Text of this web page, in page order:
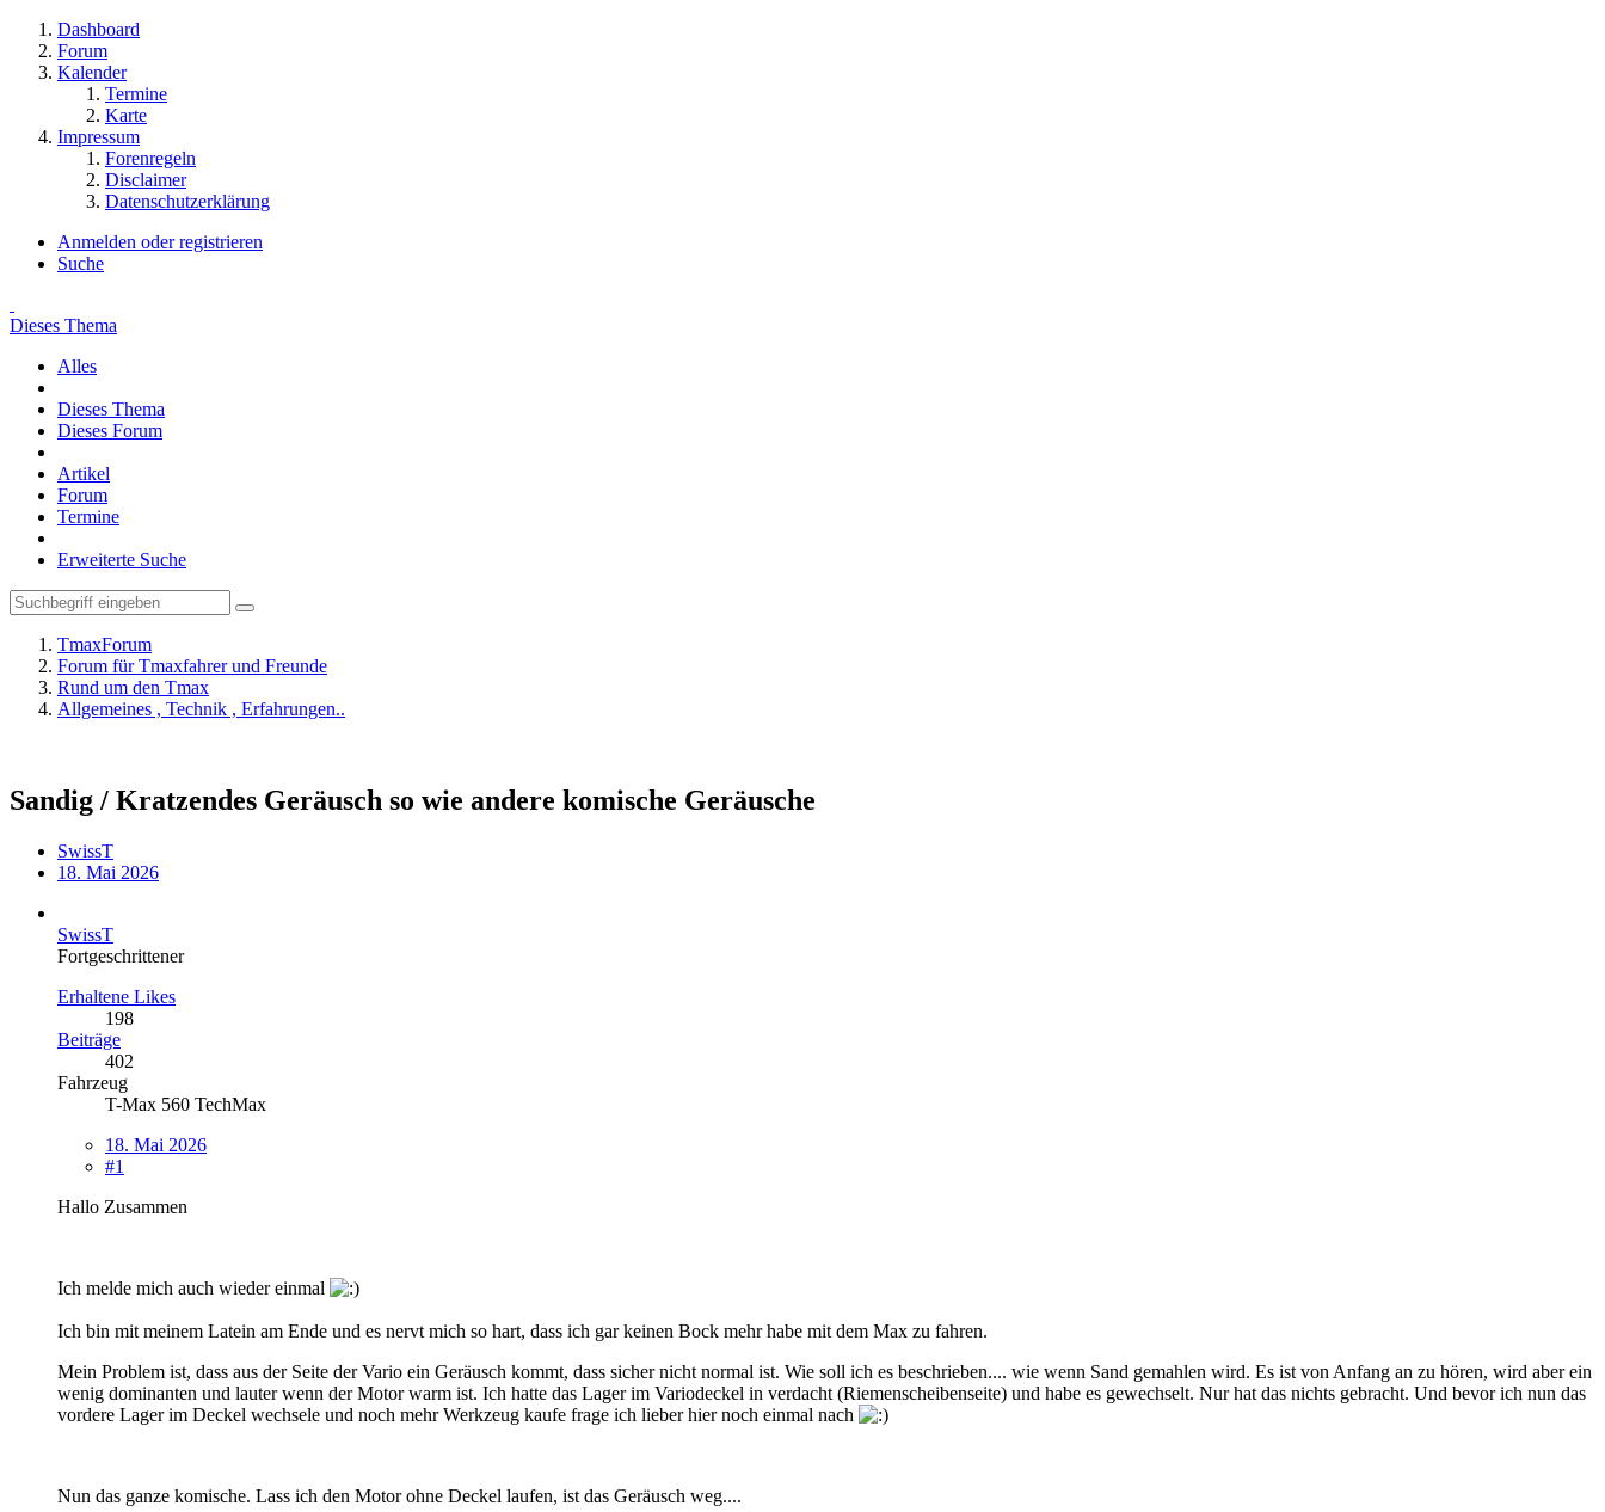
Dashboard
Forum
Kalender
Termine
Karte
Impressum
Forenregeln
Disclaimer
Datenschutzerklärung
Anmelden oder registrieren
Suche
Dieses Thema
Alles
Dieses Thema
Dieses Forum
Artikel
Forum
Termine
Erweiterte Suche
TmaxForum
Forum für Tmaxfahrer und Freunde
Rund um den Tmax
Allgemeines , Technik , Erfahrungen..
Sandig / Kratzendes Geräusch so wie andere komische Geräusche
SwissT
18. Mai 2026
SwissT
Fortgeschrittener
Erhaltene Likes
198
Beiträge
402
Fahrzeug
T-Max 560 TechMax
18. Mai 2026
#1
Hallo Zusammen
Ich melde mich auch wieder einmal
Ich bin mit meinem Latein am Ende und es nervt mich so hart, dass ich gar keinen Bock mehr habe mit dem Max zu fahren.
Mein Problem ist, dass aus der Seite der Vario ein Geräusch kommt, dass sicher nicht normal ist. Wie soll ich es beschrieben.... wie wenn Sand gemahlen wird. Es ist von Anfang an zu hören, wird aber ein
wenig dominanten und lauter wenn der Motor warm ist. Ich hatte das Lager im Variodeckel in verdacht (Riemenscheibenseite) und habe es gewechselt. Nur hat das nichts gebracht. Und bevor ich nun das
vordere Lager im Deckel wechsele und noch mehr Werkzeug kaufe frage ich lieber hier noch einmal nach
Nun das ganze komische. Lass ich den Motor ohne Deckel laufen, ist das Geräusch weg....